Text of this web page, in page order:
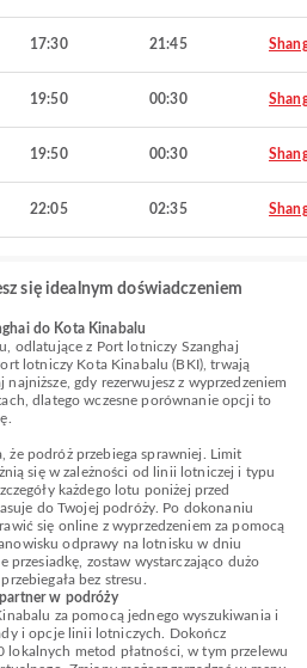
17:30 21:45
19:50 00:30
19:50 00:30
22:05 02:35
się idealnym doświadczeniem
do Kota Kinabalu
odlatujące z Port lotniczy Szanghaj
lotniczy Kota Kinabalu (BKI), trwają
najniższe, gdy rezerwujesz z wyprzedzeniem
dlatego wczesne porównanie opcji to
że podróż przebiega sprawniej. Limit
się w zależności od linii lotniczej i typu
każdego lotu poniżej przed
do Twojej podróży. Po dokonaniu
się online z wyprzedzeniem za pomocą
odprawy na lotnisku w dniu
przesiadkę, zostaw wystarczająco dużo
bez stresu.
w podróży
za pomocą jednego wyszukiwania i
i opcje linii lotniczych. Dokończ
lokalnych metod płatności, w tym przelewu